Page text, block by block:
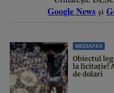
Google News și
MEDIAFAX
Obiectul
la licitație!
de dolari